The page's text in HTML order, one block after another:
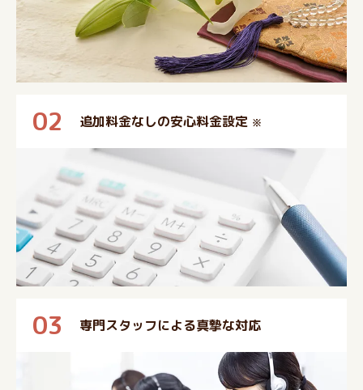
02 追加料金なしの安心料金設定 ※
03 専門スタッフによる真摯な対応